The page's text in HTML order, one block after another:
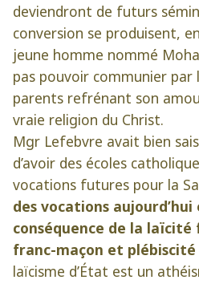
deviendront de futurs
conversion se produisent,
jeune homme nommé
pas pouvoir communier par
parents refrénant son
vraie religion du Christ.
Mgr Lefebvre avait bien
d’avoir des écoles
vocations futures pour la
des vocations
conséquence de la
franc-maçon et
laïcisme d’État est un